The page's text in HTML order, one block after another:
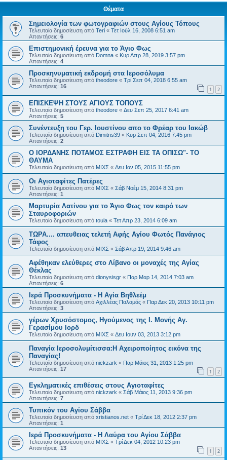
Θέματα
Σημειολογία των φωτογραφιών στους Αγίους Τόπους
Τελευταία δημοσίευση από Teri « Τετ Ιούλ 16, 2008 6:51 am
Απαντήσεις: 6
Επιστημονική έρευνα για το Άγιο Φως
Τελευταία δημοσίευση από Domna « Κυρ Απρ 28, 2019 3:57 pm
Απαντήσεις: 4
Προσκηνυματική εκδρομή στα Ιεροσόλυμα
Τελευταία δημοσίευση από theodore « Τρί Σεπ 04, 2018 6:55 am
Απαντήσεις: 16 1 2
ΕΠΙΣΚΕΨΗ ΣΤΟΥΣ ΑΓΙΟΥΣ ΤΟΠΟΥΣ
Τελευταία δημοσίευση από theodore « Δευ Σεπ 25, 2017 6:41 am
Απαντήσεις: 5
Συνέντευξη του Γερ. Ιουστίνου απο το Φρέαρ του Ιακώβ
Τελευταία δημοσίευση από Dimitris39 « Κυρ Σεπ 04, 2016 7:45 pm
Απαντήσεις: 2
Ο ΙΟΡΔΑΝΗΣ ΠΟΤΑΜΟΣ ΕΣΤΡΑΦΗ ΕΙΣ ΤΑ ΟΠΙΣΩ"- ΤΟ
ΘΑΥΜΑ
Τελευταία δημοσίευση από ΜΙΧΣ « Δευ Ιαν 05, 2015 11:55 pm
Οι Αγιοταφίτες Πατέρες
Τελευταία δημοσίευση από ΜΙΧΣ « Σάβ Νοέμ 15, 2014 8:31 pm
Απαντήσεις: 1
Μαρτυρία Λατίνου για το Άγιο Φως τον καιρό των
Σταυροφοριών
Τελευταία δημοσίευση από toula « Τετ Απρ 23, 2014 6:09 am
ΤΩΡΑ.... απευθειας τελετή Αφής Αγίου Φωτός Πανάγιος
Τάφος
Τελευταία δημοσίευση από ΜΙΧΣ « Σάβ Απρ 19, 2014 9:46 am
Αφέθηκαν ελεύθερες στο Λίβανο οι μοναχές της Αγίας
Θέκλας
Τελευταία δημοσίευση από dionysisgr « Παρ Μαρ 14, 2014 7:03 am
Απαντήσεις: 6
Ιερά Προσκυνήματα - H Αγία Βηθλεέμ
Τελευταία δημοσίευση από Αχιλλέας Παλαμάς « Παρ Δεκ 20, 2013 10:11 pm
Απαντήσεις: 3
γέρων Χρυσόστομος, Ηγούμενος της Ι. Μονής Αγ.
Γερασίμου Ιορδ
Τελευταία δημοσίευση από ΜΙΧΣ « Δευ Ιουν 03, 2013 3:12 pm
Παναγία Ιεροσολυμίτισσα:Η Αχειροποίητος εικόνα της
Παναγίας!
Τελευταία δημοσίευση από nickzark « Παρ Μάιος 31, 2013 1:25 pm
Απαντήσεις: 17 1 2
Εγκληματικές επιθέσεις στους Αγιοταφίτες
Τελευταία δημοσίευση από nickzark « Σάβ Μάιος 11, 2013 9:36 pm
Απαντήσεις: 7
Τυπικόν του Αγίου Σάββα
Τελευταία δημοσίευση από xristianos.net « Τρί Δεκ 18, 2012 2:37 pm
Απαντήσεις: 1
Ιερά Προσκυνήματα - Η Λαύρα του Αγίου Σάββα
Τελευταία δημοσίευση από ΜΙΧΣ « Τρί Δεκ 04, 2012 10:23 pm
Απαντήσεις: 13 1 2